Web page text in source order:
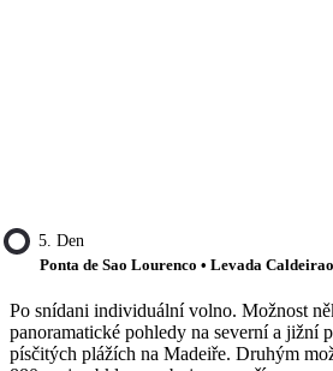
5. Den
Ponta de Sao Lourenco • Levada
Po snídani individuální volno. Možnost
panoramatické pohledy na severní a jižní
písčitých plážích na Madeiře. Druhým